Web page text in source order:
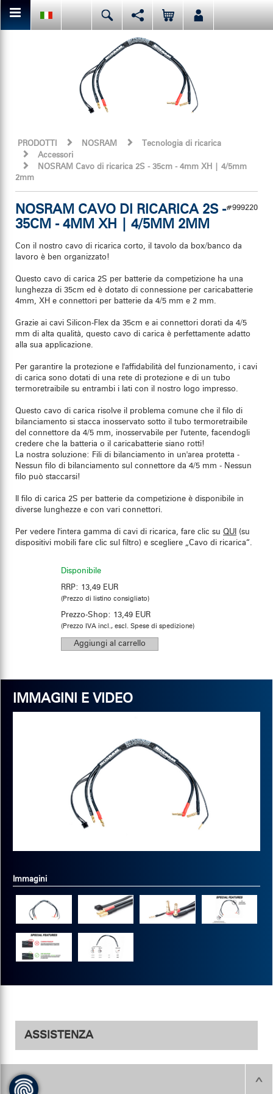
PRODOTTI NOSRAM
Tecnologia di ricarica
Accessori
NOSRAM Cavo di ricarica 2S - 35cm - 4mm XH | 4/5mm
2mm
NOSRAM CAVO DI RICARICA 2S -
35CM - 4MM XH | 4/5MM 2MM
Con il nostro cavo di ricarica corto, il tavolo da box/banco da
lavoro è ben organizzato!
Questo cavo di carica 2S per batterie da competizione ha una
lunghezza di 35cm ed è dotato di connessione per caricabatterie
4mm, XH e connettori per batterie da 4/5 mm e 2 mm.
Grazie ai cavi Silicon-Flex da 35cm e ai connettori dorati da 4/5
mm di alta qualità, questo cavo di carica è perfettamente adatto
alla sua applicazione.
Per garantire la protezione e l'affidabilità del funzionamento, i cavi
di carica sono dotati di una rete di protezione e di un tubo
termoretraibile su entrambi i lati con il nostro logo impresso.
Questo cavo di carica risolve il problema comune che il filo di
bilanciamento si stacca inosservato sotto il tubo termoretraibile
del connettore da 4/5 mm, inosservabile per l'utente, facendogli
credere che la batteria o il caricabatterie siano rotti!
La nostra soluzione: Fili di bilanciamento in un'area protetta -
Nessun filo di bilanciamento sul connettore da 4/5 mm - Nessun
filo può staccarsi!
Il filo di carica 2S per batterie da competizione è disponibile in
diverse lunghezze e con vari connettori.
Per vedere l'intera gamma di cavi di ricarica, fare clic su QUI
(su
dispositivi mobili fare clic sul filtro) e scegliere „Cavo di ricarica“.
#999220
Disponibile
RRP: 13,49 EUR
(Prezzo di listino consigliato)
Prezzo-Shop: 13,49 EUR
(Prezzo IVA incl., escl. Spese di spedizione)
IMMAGINI E VIDEO
Immagini
ASSISTENZA
English Español
日本語
Da qui puoi condividere o mettere mi piace al contenuto della
facebook.